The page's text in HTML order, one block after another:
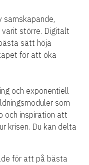
samskapande,
större. Digitalt
sätt höja
för att öka
och exponentiell
som
och inspiration att
krisen. Du kan delta
för att på bästa